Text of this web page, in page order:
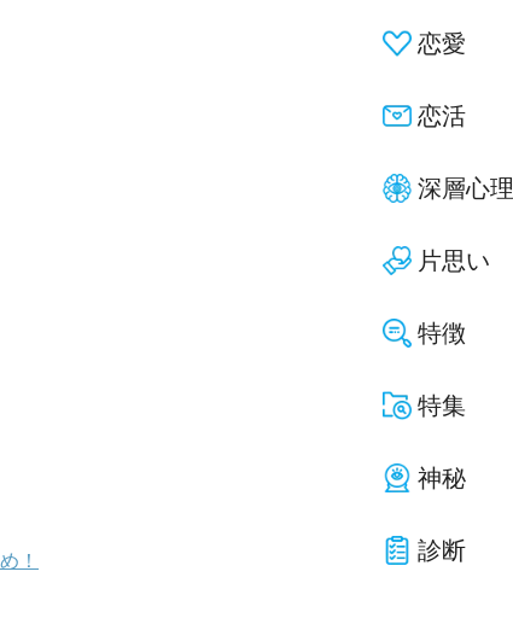
！
恋愛
恋活
深層心理
片思い
特徴
特集
神秘
診断